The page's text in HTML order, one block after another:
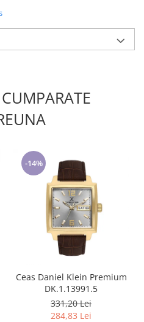
-14%
Ceas Daniel Klein Premium
DK.1.13991.5
331,20 Lei
284,83 Lei